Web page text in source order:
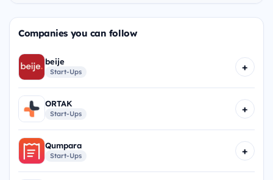
Companies you can follow
beije
Start-Ups +
ORTAK
Start-Ups +
Qumpara
Start-Ups +